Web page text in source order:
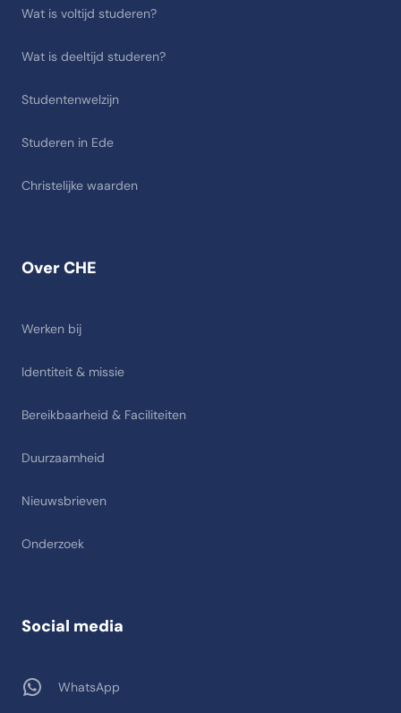
Over CHE
Werken bij
Identiteit & missie
Bereikbaarheid & Faciliteiten
Duurzaamheid
Nieuwsbrieven
Onderzoek
Wat is voltijd studeren?
Wat is deeltijd studeren?
Studentenwelzijn
Studeren in Ede
Christelijke waarden
Social media
WhatsApp